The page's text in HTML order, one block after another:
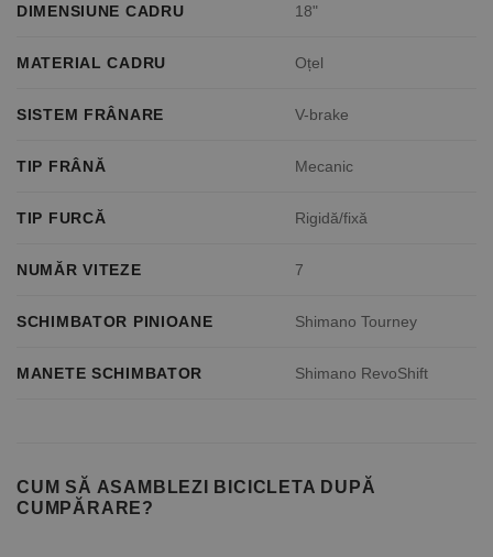
DIMENSIUNE CADRU 18"
MATERIAL CADRU Oțel
SISTEM FRÂNARE V-brake
TIP FRÂNĂ Mecanic
TIP FURCĂ Rigidă/fixă
NUMĂR VITEZE 7
SCHIMBATOR PINIOANE Shimano Tourney
MANETE SCHIMBATOR Shimano RevoShift
CUM SĂ ASAMBLEZI BICICLETA DUPĂ
CUMPĂRARE?